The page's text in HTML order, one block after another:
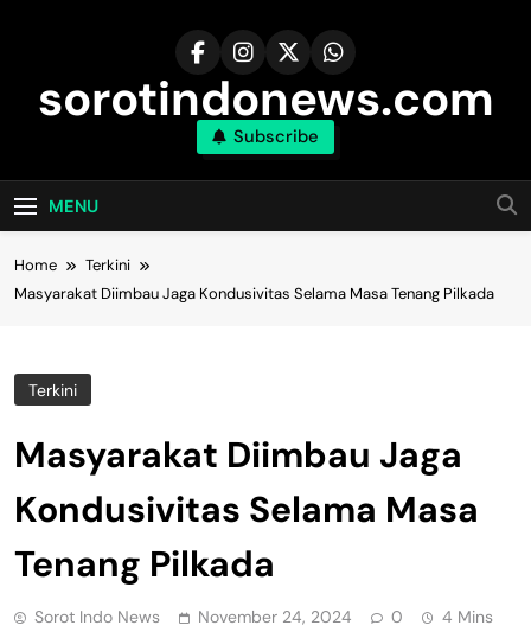
sorotindonews.com
Subscribe
MENU
Home
Terkini
Masyarakat Diimbau Jaga Kondusivitas Selama Masa Tenang Pilkada
Terkini
Masyarakat Diimbau Jaga
Kondusivitas Selama Masa
Tenang Pilkada
Sorot Indo News November 24, 2024 0 4 Mins